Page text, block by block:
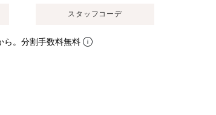
スタッフコーデ
ら。分割手数料無料